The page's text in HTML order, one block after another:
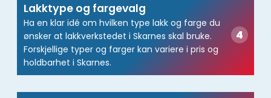
Lakktype og fargevalg
Ha en klar idé om hvilken type lakk og farge du
ønsker at lakkverkstedet i Skarnes skal bruke.
Forskjellige typer og farger kan variere i pris og
holdbarhet i Skarnes.